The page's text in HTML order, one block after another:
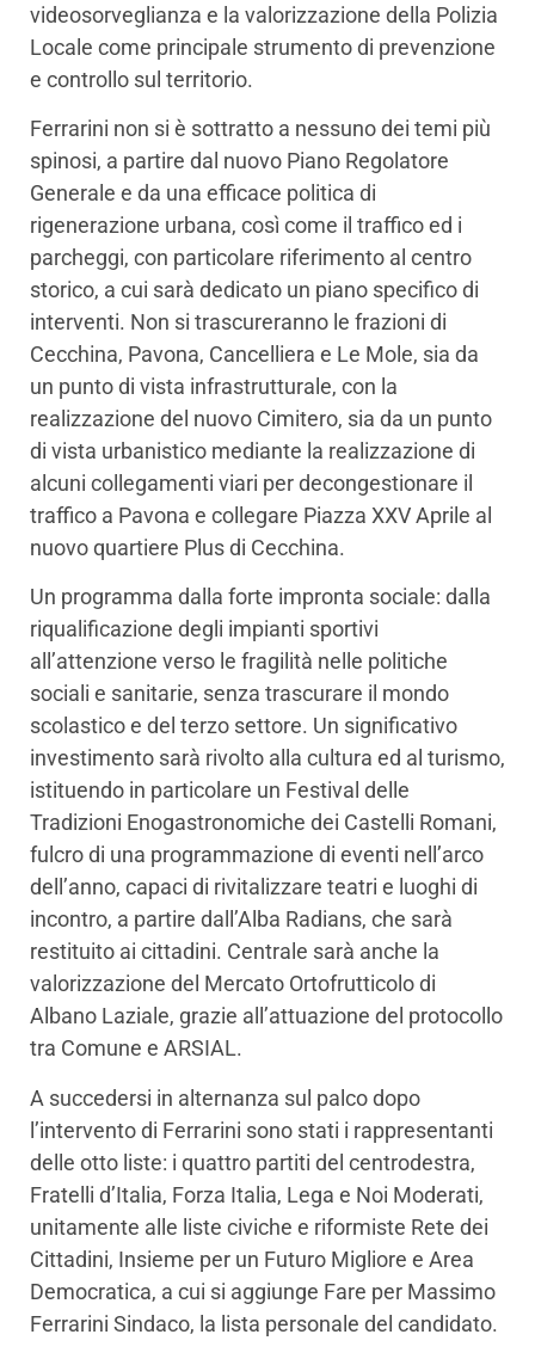
videosorveglianza e la valorizzazione della Polizia
Locale come principale strumento di prevenzione
e controllo sul territorio.
Ferrarini non si è sottratto a nessuno dei temi più
spinosi, a partire dal nuovo Piano Regolatore
Generale e da una efficace politica di
rigenerazione urbana, così come il traffico ed i
parcheggi, con particolare riferimento al centro
storico, a cui sarà dedicato un piano specifico di
interventi. Non si trascureranno le frazioni di
Cecchina, Pavona, Cancelliera e Le Mole, sia da
un punto di vista infrastrutturale, con la
realizzazione del nuovo Cimitero, sia da un punto
di vista urbanistico mediante la realizzazione di
alcuni collegamenti viari per decongestionare il
traffico a Pavona e collegare Piazza XXV Aprile al
nuovo quartiere Plus di Cecchina.
Un programma dalla forte impronta sociale: dalla
riqualificazione degli impianti sportivi
all’attenzione verso le fragilità nelle politiche
sociali e sanitarie, senza trascurare il mondo
scolastico e del terzo settore. Un significativo
investimento sarà rivolto alla cultura ed al turismo,
istituendo in particolare un Festival delle
Tradizioni Enogastronomiche dei Castelli Romani,
fulcro di una programmazione di eventi nell’arco
dell’anno, capaci di rivitalizzare teatri e luoghi di
incontro, a partire dall’Alba Radians, che sarà
restituito ai cittadini. Centrale sarà anche la
valorizzazione del Mercato Ortofrutticolo di
Albano Laziale, grazie all’attuazione del protocollo
tra Comune e ARSIAL.
A succedersi in alternanza sul palco dopo
l’intervento di Ferrarini sono stati i rappresentanti
delle otto liste: i quattro partiti del centrodestra,
Fratelli d’Italia, Forza Italia, Lega e Noi Moderati,
unitamente alle liste civiche e riformiste Rete dei
Cittadini, Insieme per un Futuro Migliore e Area
Democratica, a cui si aggiunge Fare per Massimo
Ferrarini Sindaco, la lista personale del candidato.